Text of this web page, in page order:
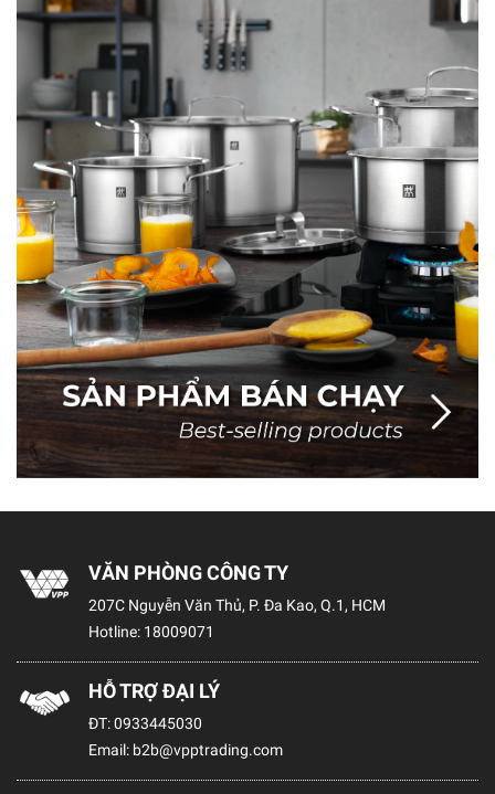
VĂN PHÒNG CÔNG TY
207C Nguyễn Văn Thủ, P. Đa Kao, Q.1, HCM
Hotline: 18009071
HỖ TRỢ ĐẠI LÝ
ĐT:0933445030
Email: b2b@vpptrading.com